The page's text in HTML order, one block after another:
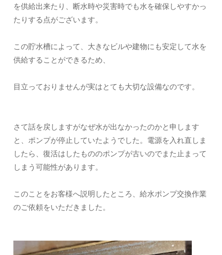
を供給出来たり、断水時や災害時でも水を確保しやすかっ
たりする点がございます。
この貯水槽によって、大きなビルや建物にも安定して水を
供給することができるため、
目立っておりませんが実はとても大切な設備なのです。
さて話を戻しますがなぜ水が出なかったのかと申します
と、ポンプが停止していたようでした。電源を入れ直しま
したら、復活はしたもののポンプが古いのでまた止まって
しまう可能性があります。
このことをお客様へ説明したところ、給水ポンプ交換作業
のご依頼をいただきました。